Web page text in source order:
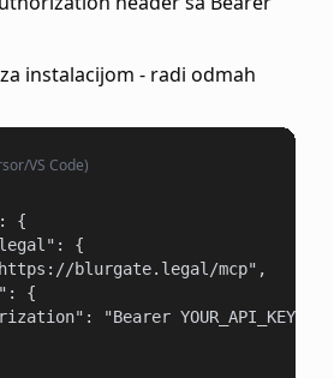
instalacijom - radi odmah
VS Code)
{
{
blurgate.legal/mcp",
{
"Bearer YOUR_API_KEY"